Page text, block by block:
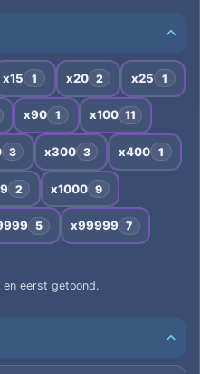
x15 1 x20 2 x25 1
x90 1 x100 11
3 x300 3 x400 1
2 x1000 9
5 x99999 7
eerst getoond.